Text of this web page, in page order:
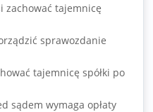
zachować tajemnicę
sprawozdanie
tajemnicę spółki po
sądem wymaga opłaty